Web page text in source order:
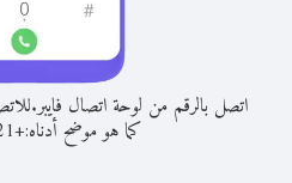
اتصل بالرقم من لوحة اتصال فايبر.
كما هو موضح أدناه:+